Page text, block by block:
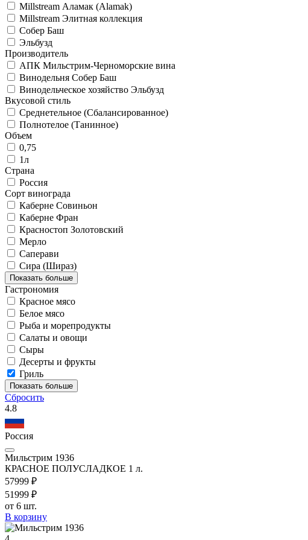
Millstream Аламак (Alamak)
Millstream Элитная коллекция
Собер Баш
Эльбузд
Производитель
АПК Мильстрим-Черноморские вина
Винодельня Собер Баш
Винодельческое хозяйство Эльбузд
Вкусовой стиль
Среднетельное (Сбалансированное)
Полнотелое (Танинное)
Объем
0,75
1л
Страна
Россия
Сорт винограда
Каберне Совиньон
Каберне Фран
Красностоп Золотовский
Мерло
Саперави
Сира (Шираз)
Показать больше
Гастрономия
Красное мясо
Белое мясо
Рыба и морепродукты
Салаты и овощи
Сыры
Десерты и фрукты
Гриль
Показать больше
Сбросить
4.8
Россия
Мильстрим 1936
КРАСНОЕ ПОЛУСЛАДКОЕ 1 л.
57999 ₽
51999 ₽
от 6 шт.
В корзину